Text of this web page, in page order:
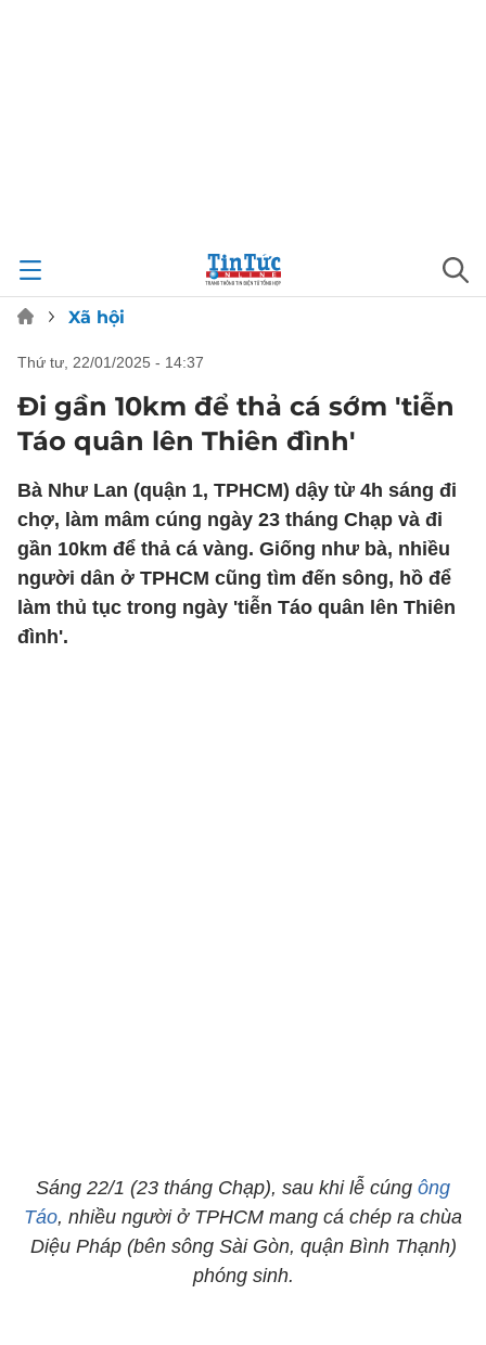
Xã hội
thứ tư, 22/01/2025 - 14:37
Đi gần 10km để thả cá sớm 'tiễn
Táo quân lên Thiên đình'
Bà Như Lan (quận 1, TPHCM) dậy từ 4h sáng đi
chợ, làm mâm cúng ngày 23 tháng Chạp và đi
gần 10km để thả cá vàng. Giống như bà, nhiều
người dân ở TPHCM cũng tìm đến sông, hồ để
làm thủ tục trong ngày 'tiễn Táo quân lên Thiên
đình'.
Sáng 22/1 (23 tháng Chạp), sau khi lễ cúng ông
Táo, nhiều người ở TPHCM mang cá chép ra chùa
Diệu Pháp (bên sông Sài Gòn, quận Bình Thạnh)
phóng sinh.